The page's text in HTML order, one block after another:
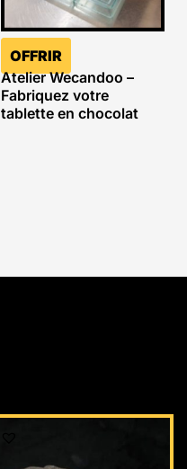
OFFRIR
Atelier Wecandoo –
Fabriquez votre
tablette en chocolat